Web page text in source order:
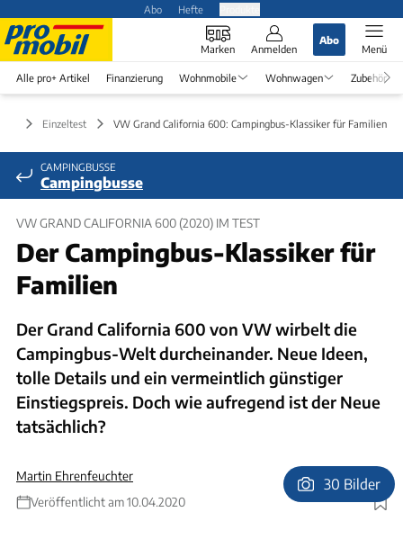
Abo Hefte
Marken Anmelden
Abo
Menü
Alle pro+ Artikel Finanzierung Wohnmobile Wohnwagen Zubehör
Einzeltest VW Grand California 600: Campingbus-Klassiker für Familien
CAMPINGBUSSE
Campingbusse
VW GRAND CALIFORNIA 600 (2020) IM TEST
Der Campingbus-Klassiker für
Familien
Der Grand California 600 von VW wirbelt die
Campingbus-Welt durcheinander. Neue Ideen,
tolle Details und ein vermeintlich günstiger
Einstiegspreis. Doch wie aufregend ist der Neue
tatsächlich?
Martin Ehrenfeuchter
Veröffentlicht am 10.04.2020
Foto: Karl-Heinz Augustin
30 Bilder